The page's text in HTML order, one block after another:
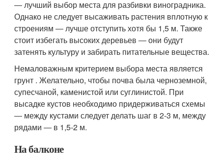
― лучший выбор места для разбивки виноградника.
Однако не следует высаживать растения вплотную к
строениям ― лучше отступить хотя бы 1,5 м. Также
стоит избегать высоких деревьев ― они будут
затенять культуру и забирать питательные вещества.
Немаловажным критерием выбора места является
грунт . Желательно, чтобы почва была черноземной,
супесчаной, каменистой или суглинистой. При
высадке кустов необходимо придерживаться схемы
― между кустами следует делать шаг в 2-3 м, между
рядами ― в 1,5-2 м.
На балконе